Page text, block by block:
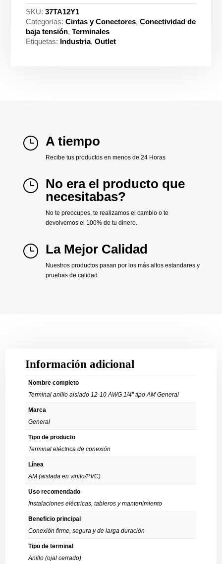
12-
10
am
1/4
General
SKU:37TA12Y1
Categorías:Cintas y Conectores,Conectividad de
baja tensión,Terminales
Etiquetas: Industria,Outlet
} A tiempo
Recibe tus productos en menos de 24 Horas
} No era el producto que
necesitabas?
No te preocupes, te realizamos el cambio o te
devolvemos el 100% de tu dinero.
} La Mejor Calidad
Nuestros productos pasan por los más altos estandares y
pruebas de calidad.
Información adicional
Nombre completo
Terminal anillo aislado 12-10 AWG 1/4” tipo AM General
Marca
General
Tipo de producto
Terminal eléctrica de conexión
Línea
AM (aislada en vinilo/PVC)
Uso recomendado
Instalaciones eléctricas, tableros y mantenimiento
Beneficio principal
Conexión firme, segura y de larga duración
Tipo de terminal
Anillo (ojal cerrado)